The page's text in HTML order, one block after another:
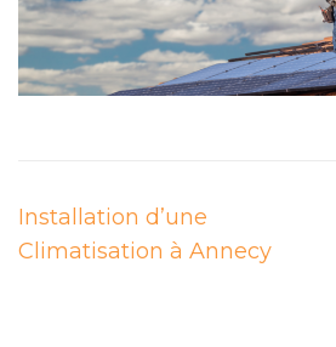
Navigation
de
Installation d’une
Climatisation à Annecy